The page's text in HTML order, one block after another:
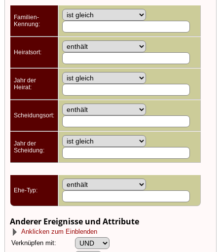
Familien-
Kennung:
Heiratsort:
Jahr der
Heirat:
Scheidungsort:
Jahr der
Scheidung:
Ehe-Typ:
Anderer Ereignisse und Attribute
Anklicken zum Einblenden
Verknüpfen mit: